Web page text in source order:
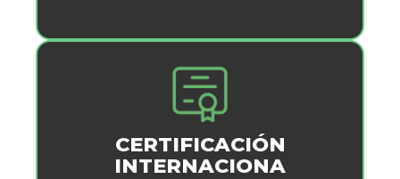
CERTIFICACIÓN
INTERNACIONA